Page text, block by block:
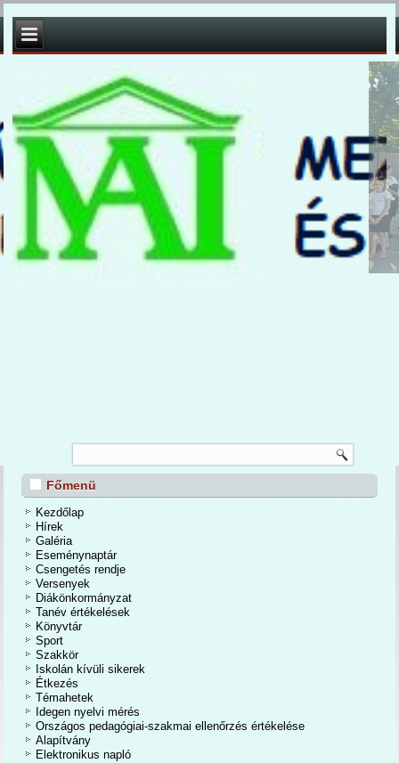
Általános Iskola és Alapfokú Művészeti Iskolában
június 24-én a tanévzáró ünnepséggel hivatalosan is
befejeződött a 2025/2026-os tanév. Egy mozgalmas,
bővelkedő, tartalmas időszakot zártunk. A
mellett számtalan élmények, közös programok, elért
és kiemelkedő tanulmányi eredmények tették igazán
emlékezetessé a tanévet.
Főmenü
Kezdőlap
Hírek
Galéria
Eseménynaptár
Csengetés rendje
Versenyek
Diákönkormányzat
Tanév értékelések
Könyvtár
Sport
Szakkör
Iskolán kívüli sikerek
Étkezés
Témahetek
Idegen nyelvi mérés
Országos pedagógiai-szakmai ellenőrzés értékelése
Alapítvány
Elektronikus napló